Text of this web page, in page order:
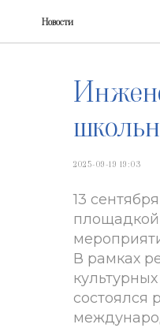
Новости
2025-09-19 19:03
13
В рамках
состоялся